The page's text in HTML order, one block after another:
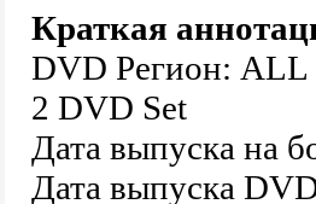
Краткая
DVD Регион: ALL
2 DVD Set
Дата выпуска на
Дата выпуска